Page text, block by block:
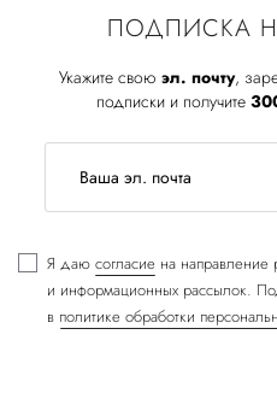
ПОДПИСКА
Укажите свою эл. почту,
подписки и получите
Я даю согласие на направление
и информационных рассылок.
в политике обработки